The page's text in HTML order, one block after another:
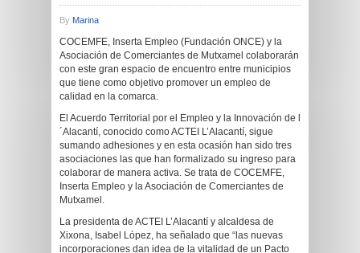
By Marina
COCEMFE, Inserta Empleo (Fundación ONCE) y la
Asociación de Comerciantes de Mutxamel colaborarán
con este gran espacio de encuentro entre municipios
que tiene como objetivo promover un empleo de
calidad en la comarca.
El Acuerdo Territorial por el Empleo y la Innovación de l
´Alacantí, conocido como ACTEI L’Alacantí, sigue
sumando adhesiones y en esta ocasión han sido tres
asociaciones las que han formalizado su ingreso para
colaborar de manera activa. Se trata de COCEMFE,
Inserta Empleo y la Asociación de Comerciantes de
Mutxamel.
La presidenta de ACTEI L’Alacantí y alcaldesa de
Xixona, Isabel López, ha señalado que “las nuevas
incorporaciones dan idea de la vitalidad de un Pacto